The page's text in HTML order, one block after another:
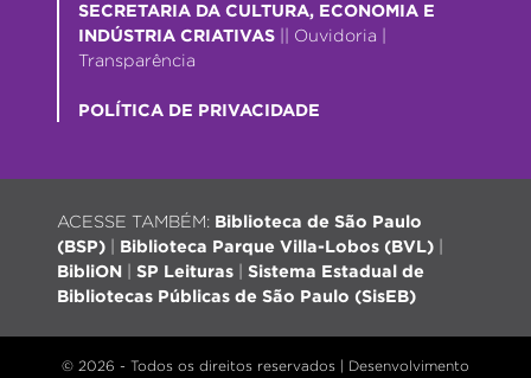
SECRETARIA DA CULTURA, ECONOMIA E
INDÚSTRIA CRIATIVAS
Ouvidoria
Transparência
POLÍTICA DE PRIVACIDADE
ACESSE TAMBÉM: Biblioteca de São Paulo
(BSP)
Biblioteca Parque Villa-Lobos (BVL)
BibliON
SP Leituras
Sistema Estadual de
Bibliotecas Públicas de São Paulo (SisEB)
© 2026 - Todos os direitos reservados | Desenvolvimento